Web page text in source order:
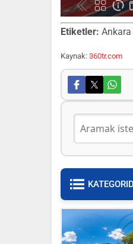
Etiketler:
Kaynak: 360tr.com